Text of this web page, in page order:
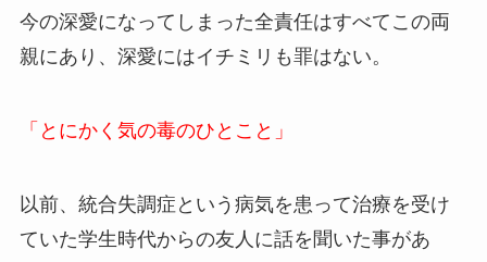
今の深愛になってしまった全責任はすべてこの両
親にあり、深愛にはイチミリも罪はない。
「とにかく気の毒のひとこと」
以前、統合失調症という病気を患って治療を受け
ていた学生時代からの友人に話を聞いた事があ